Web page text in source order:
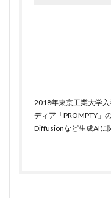
2018年東京工業大学
ディア「PROMPTY」
Diffusionなど生成AIに